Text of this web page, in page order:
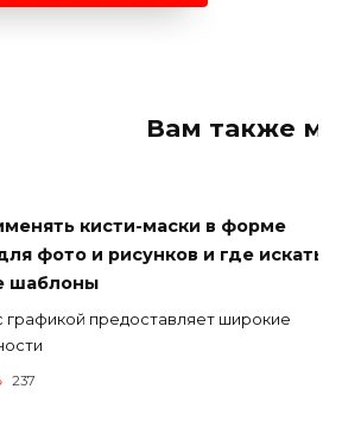
Вам также
кисти-маски в форме
фото и рисунков и где искать
шаблоны
графикой предоставляет широкие
237